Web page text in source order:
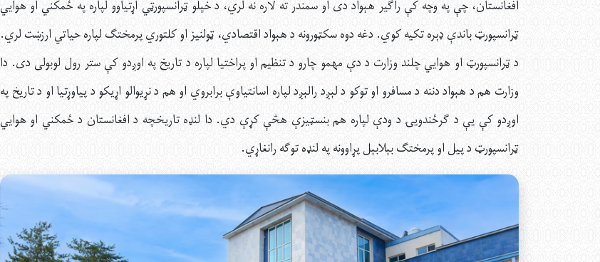
افغانستان، چې په وچه کې راګير هېواد دی او سمندر ته لاره نه لري، د خپلو ټرانسپورټي اړتیاوو لپاره په ځمکني او هوايي
ټرانسپورټ باندې ډېره تکيه کوي. دغه دوه سکټورونه د هېواد اقتصادي، ټولنیز او کلتوري پرمختګ لپاره حیاتي ارزښت لري.
د ټرانسپورټ او هوايي چلند وزارت د دې مهمو چارو د تنظیم او پراختیا لپاره د تاریخ په اوږدو کې ستر رول لوبولی دی. دا
وزارت هم د هېواد دننه د مسافرو او توکو د لېږد رالېږد لپاره اسانتیاوې برابروي او هم د نړیوالو اړیکو د پیاوړتیا او د تاريخ په
اوږدو کې يې د ګرځندويۍ د ودې لپاره هم بنسټیزې هڅې کړې دي. دا لنډه تاریخچه د افغانستان د ځمکني او هوايي
ټرانسپورټ د پیل او پرمختګ بېلابېل پړاوونه په لنډه توګه رانغاړي.